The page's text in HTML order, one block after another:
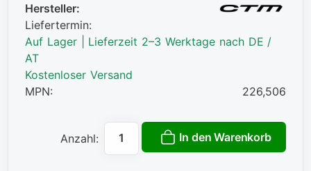
Hersteller:
Liefertermin:
Auf Lager | Lieferzeit 2–3 Werktage nach DE /
AT
Kostenloser Versand
MPN:
226,506
Anzahl: In den Warenkorb